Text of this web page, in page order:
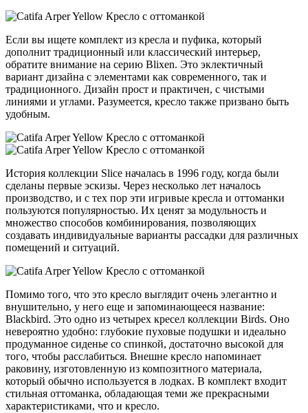
Если вы ищете комплект из кресла и пуфика, который
дополнит традиционный или классический интерьер,
обратите внимание на серию Blixen. Это эклектичный
вариант дизайна с элементами как современного, так и
традиционного. Дизайн прост и практичен, с чистыми
линиями и углами. Разумеется, кресло также призвано быть
удобным.
История коллекции Slice началась в 1996 году, когда были
сделаны первые эскизы. Через несколько лет началось
производство, и с тех пор эти игривые кресла и оттоманки
пользуются популярностью. Их ценят за модульность и
множество способов комбинирования, позволяющих
создавать индивидуальные варианты рассадки для различных
помещений и ситуаций.
Помимо того, что это кресло выглядит очень элегантно и
внушительно, у него еще и запоминающееся название:
Blackbird. Это одно из четырех кресел коллекции Birds. Оно
невероятно удобно: глубокие пуховые подушки и идеально
продуманное сиденье со спинкой, достаточно высокой для
того, чтобы расслабиться. Внешне кресло напоминает
раковину, изготовленную из композитного материала,
который обычно используется в лодках. В комплект входит
стильная оттоманка, обладающая теми же прекрасными
характеристиками, что и кресло.